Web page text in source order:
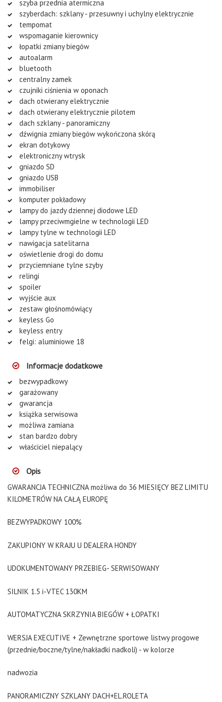
szyba przednia atermiczna
szyberdach: szklany - przesuwny i uchylny elektrycznie
tempomat
wspomaganie kierownicy
łopatki zmiany biegów
autoalarm
bluetooth
centralny zamek
czujniki ciśnienia w oponach
dach otwierany elektrycznie
dach otwierany elektrycznie pilotem
dach szklany - panoramiczny
dźwignia zmiany biegów wykończona skórą
ekran dotykowy
elektroniczny wtrysk
gniazdo SD
gniazdo USB
immobiliser
komputer pokładowy
lampy do jazdy dziennej diodowe LED
lampy przeciwmgielne w technologii LED
lampy tylne w technologii LED
nawigacja satelitarna
oświetlenie drogi do domu
przyciemniane tylne szyby
relingi
spoiler
wyjście aux
zestaw głośnomówiący
keyless Go
keyless entry
felgi: aluminiowe 18
Informacje dodatkowe
bezwypadkowy
garażowany
gwarancja
książka serwisowa
możliwa zamiana
stan bardzo dobry
właściciel niepalący
Opis
GWARANCJA TECHNICZNA możliwa do 36 MIESIĘCY BEZ LIMITU
KILOMETRÓW NA CAŁĄ EUROPĘ
BEZWYPADKOWY 100%
ZAKUPIONY W KRAJU U DEALERA HONDY
UDOKUMENTOWANY PRZEBIEG- SERWISOWANY
SILNIK 1.5 i-VTEC 130KM
AUTOMATYCZNA SKRZYNIA BIEGÓW + ŁOPATKI
WERSJA EXECUTIVE + Zewnętrzne sportowe listwy progowe
(przednie/boczne/tylne/nakładki nadkoli) - w kolorze
nadwozia
PANORAMICZNY SZKLANY DACH+EL.ROLETA